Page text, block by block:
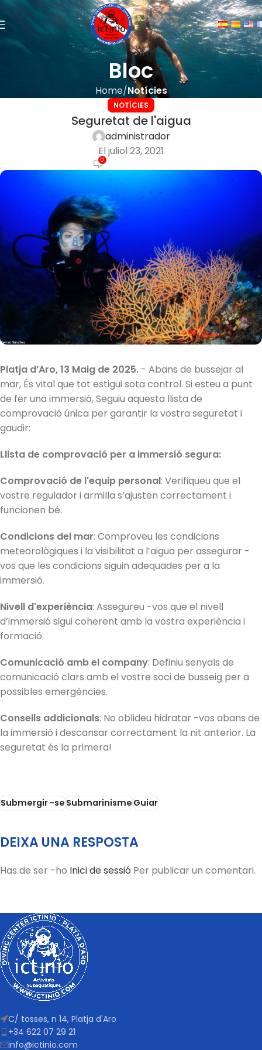
Bloc
Home Notícies
NOTÍCIES
Seguretat de l'aigua
administrador
El juliol 23, 2021
0
Platja d’Aro, 13 Maig de 2025. - Abans de bussejar al
mar, És vital que tot estigui sota control. Si esteu a punt
de fer una immersió, Seguiu aquesta llista de
comprovació única per garantir la vostra seguretat i
gaudir:
Llista de comprovació per a immersió segura:
Comprovació de l'equip personal: Verifiqueu que el
vostre regulador i armilla s’ajusten correctament i
funcionen bé.
Condicions del mar: Comproveu les condicions
meteorològiques i la visibilitat a l’aigua per assegurar -
vos que les condicions siguin adequades per a la
immersió.
Nivell d'experiència: Assegureu -vos que el nivell
d’immersió sigui coherent amb la vostra experiència i
formació.
Comunicació amb el company: Definiu senyals de
comunicació clars amb el vostre soci de busseig per a
possibles emergències.
Consells addicionals: No oblideu hidratar -vos abans de
la immersió i descansar correctament la nit anterior. La
seguretat és la primera!
Submergir -seSubmarinismeGuiar
DEIXA UNA RESPOSTA
Has de ser -ho Inici de sessió Per publicar un comentari.
C/ tosses, n 14, Platja d'Aro
+34 622 07 29 21
info@ictinio.com